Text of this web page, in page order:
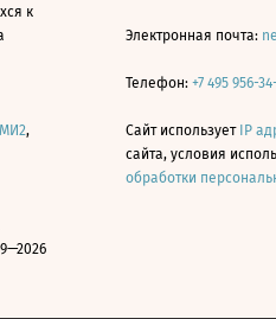
к
,
Электронная почта:
Телефон: +7 495 956-
Сайт использует IP
сайта, условия
обработки